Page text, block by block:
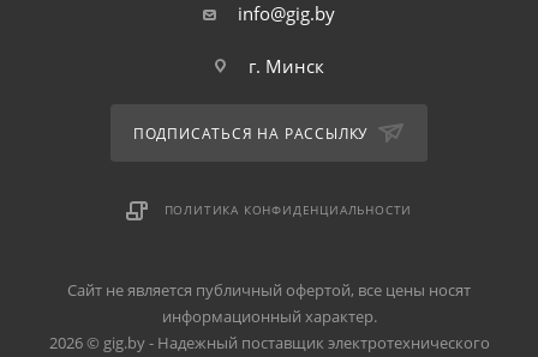
info@gig.by
г. Минск
ПОДПИСАТЬСЯ НА РАССЫЛКУ
ПОЛИТИКА КОНФИДЕНЦИАЛЬНОСТИ
Сайт не является публичный офертой, все цены носят
информационный характер.
2026 © gig.by - Надежный поставщик электротехнического